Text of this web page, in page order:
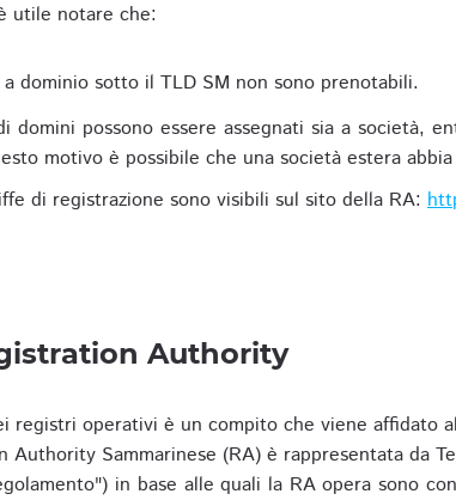
utile notare che:
a dominio sotto il TLD SM non sono prenotabili.
domini possono essere assegnati sia a società,
motivo è possibile che una società estera
di registrazione sono visibili sul sito della RA:
Authority
registri operativi è un compito che viene affidato
Authority Sammarinese (RA) è rappresentata da
in base alle quali la RA opera sono